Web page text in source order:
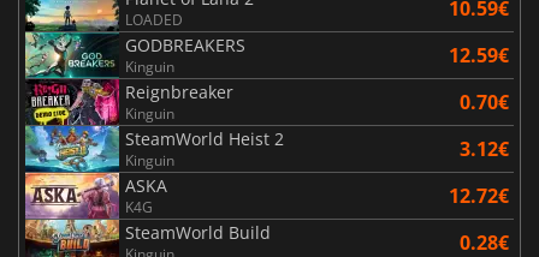
LOADED 10.59€
GODBREAKERS
Kinguin 12.59€
Reignbreaker
Kinguin 0.70€
SteamWorld Heist 2
Kinguin 3.12€
ASKA
K4G 12.72€
SteamWorld Build 0.28€